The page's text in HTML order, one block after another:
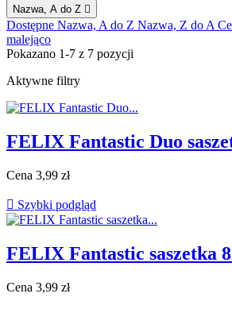
Nazwa, A do Z 
Dostępne Nazwa, A do Z Nazwa, Z do A
malejąco
Pokazano 1-7 z 7 pozycji
Aktywne filtry
FELIX Fantastic Duo
Cena 3,99 zł
 Szybki podgląd
FELIX Fantastic saszetka
Cena 3,99 zł